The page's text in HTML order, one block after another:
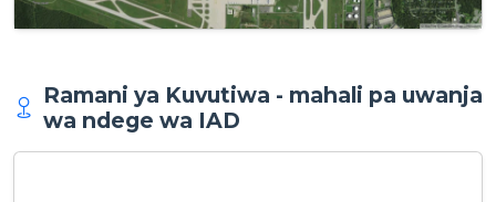
Ramani ya Kuvutiwa - mahali pa uwanja
wa ndege wa IAD